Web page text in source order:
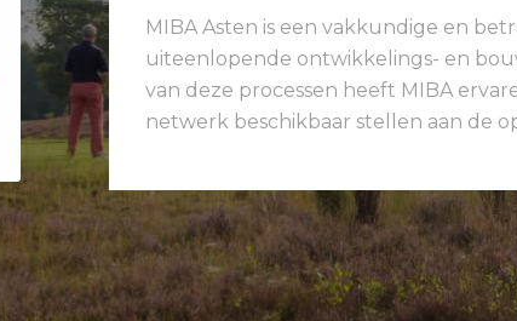
MIBA Asten is een vakkundige en
uiteenlopende ontwikkelings- en
van deze processen heeft MIBA
netwerk beschikbaar stellen aan de